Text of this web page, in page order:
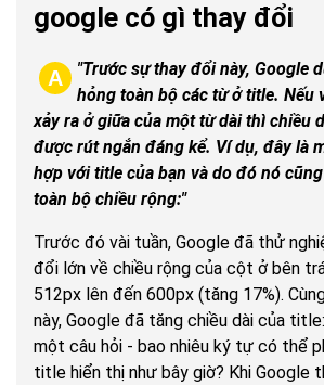
google có gì thay đổi
A
"Trước sự thay đổi này, Google
hỏng toàn bộ các từ ở title. Nếu
xảy ra ở giữa của một từ dài thì chiều
được rút ngắn đáng kể. Ví dụ, đây là
hợp với title của bạn và do đó nó
toàn bộ chiều rộng:"
Trước đó vài tuần, Google đã thử
đổi lớn về chiều rộng của cột ở bên
512px lên đến 600px (tăng 17%).
này, Google đã tăng chiều dài của
một câu hỏi - bao nhiêu ký tự có thể
title hiển thị như bây giờ? Khi Google